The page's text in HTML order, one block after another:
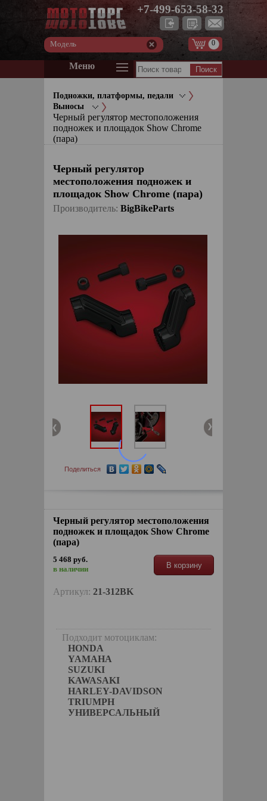
+7-499-653-58-33
Модель 0
Меню
Подножки, платформы, педали
Выносы
Черный регулятор местоположения
подножек и площадок Show Chrome
(пара)
Черный регулятор
местоположения подножек и
площадок Show Chrome (пара)
Производитель: BigBikeParts
Поделиться
Черный регулятор местоположения
подножек и площадок Show Chrome
(пара)
5 468 руб.
в наличии
В корзину
Артикул: 21-312BK
Подходит мотоциклам:
HONDA
YAMAHA
SUZUKI
KAWASAKI
HARLEY-DAVIDSON
TRIUMPH
УНИВЕРСАЛЬНЫЙ